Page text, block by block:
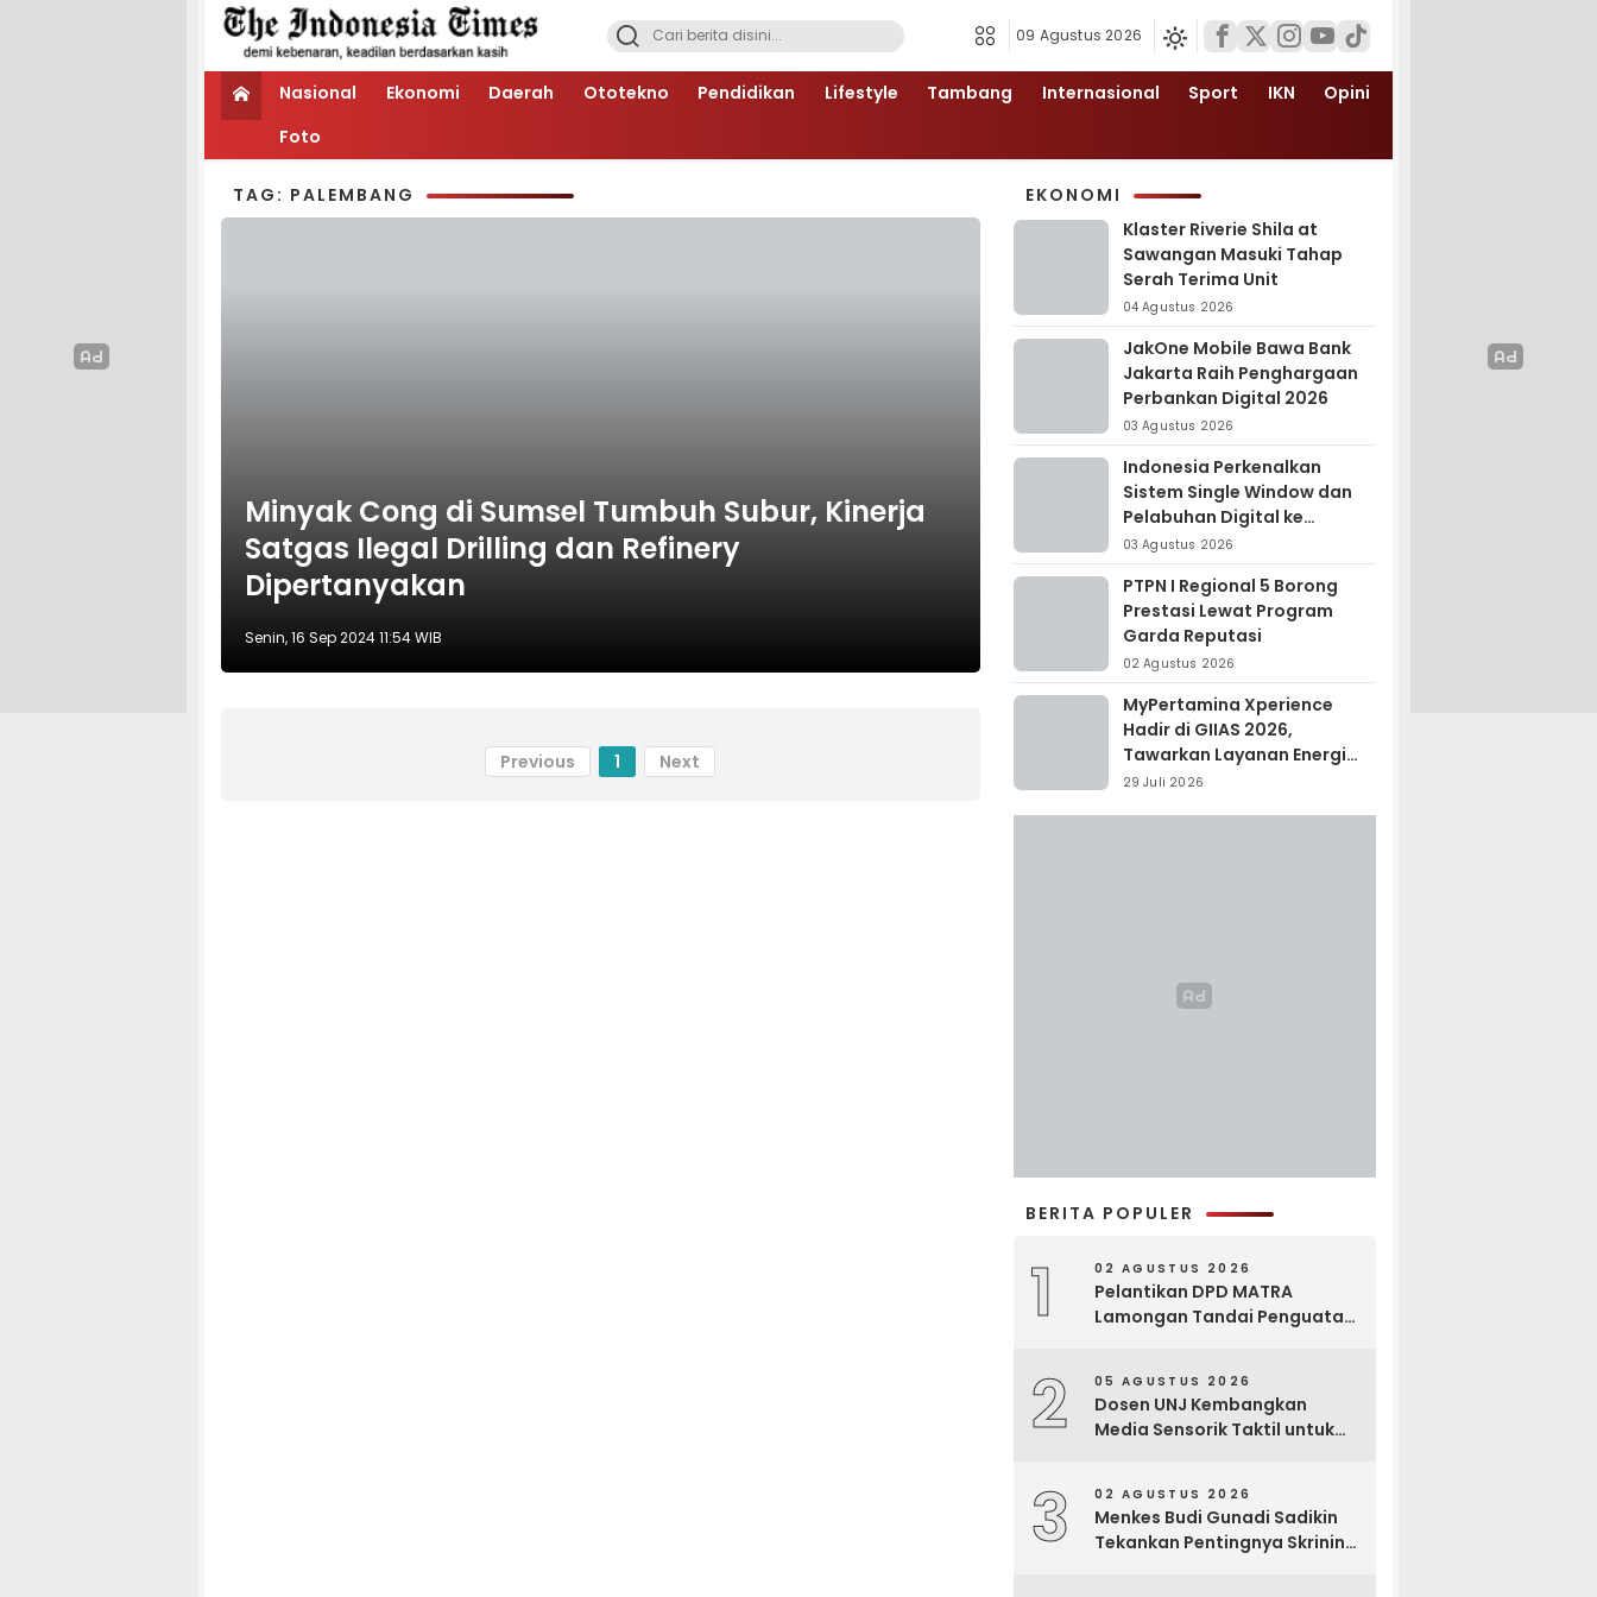
09 Agustus 2026
Nasional Ekonomi Daerah Ototekno Pendidikan Lifestyle Tambang Internasional Sport IKN
Opini
Foto
TAG: PALEMBANG
Minyak Cong di Sumsel Tumbuh Subur, Kinerja
Satgas Ilegal Drilling dan Refinery
Dipertanyakan
Senin, 16 Sep 2024 11:54 WIB
Previous 1 Next
EKONOMI
Klaster Riverie Shila at
Sawangan Masuki Tahap
Serah Terima Unit
04 Agustus 2026
JakOne Mobile Bawa Bank
Jakarta Raih Penghargaan
Perbankan Digital 2026
03 Agustus 2026
Indonesia Perkenalkan
Sistem Single Window dan
Pelabuhan Digital ke
Madagaskar
03 Agustus 2026
PTPN I Regional 5 Borong
Prestasi Lewat Program
Garda Reputasi
02 Agustus 2026
MyPertamina Xperience
Hadir di GIIAS 2026,
Tawarkan Layanan Energi
Terintegrasi
29 Juli 2026
BERITA POPULER
1 02 AGUSTUS 2026
Pelantikan DPD MATRA
Lamongan Tandai Penguatan
2 05 AGUSTUS 2026
Dosen UNJ Kembangkan
Media Sensorik Taktil untuk
3 02 AGUSTUS 2026
Menkes Budi Gunadi Sadikin
Tekankan Pentingnya Skrining